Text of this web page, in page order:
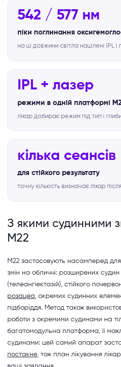
542 / 577 нм
піки поглинання
на ці довжини світла націлені IPL
IPL + лазер
режими в одній платформі
лікар добирає режим під тип і
кілька сеансів
для стійкого результату
точну кількість визначає лікар
З якими судинними
M22
M22 застосовують насамперед
змін на обличчі: розширених судин
(телеангіектазій), стійкого
розацеа , окремих судинних
підборіддя. Метод також
роботи з окремими судинами на
багатомодульна платформа, її
судинами: цей самий апарат
постакне , тож план лікування